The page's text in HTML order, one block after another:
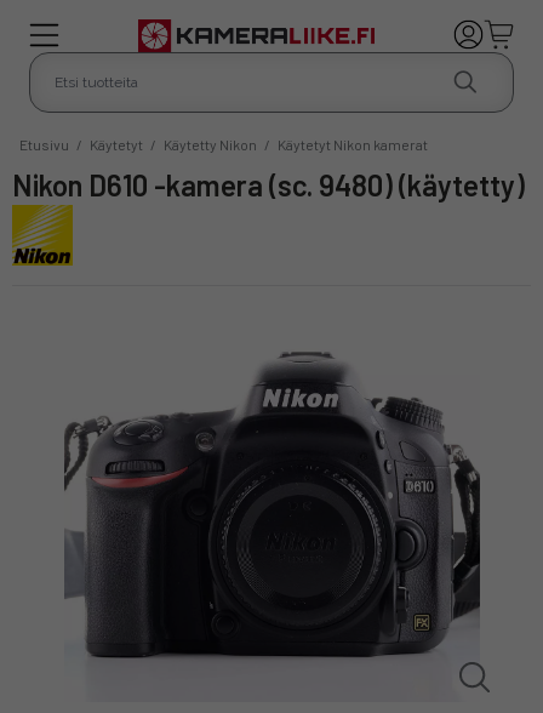
Etusivu / Käytetyt / Käytetty Nikon / Käytetyt Nikon kamerat
Nikon D610 -kamera (sc. 9480) (käytetty)